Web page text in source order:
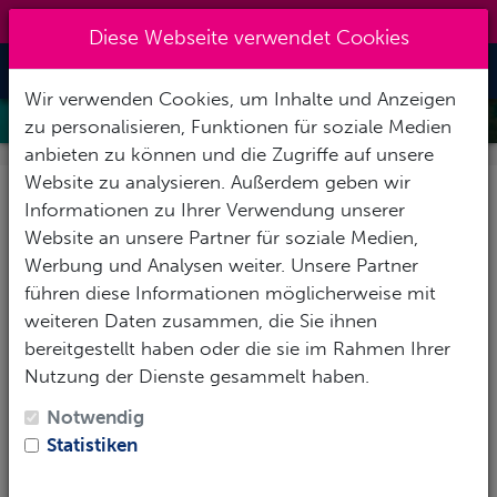
Toggle
ADVANCED OPEN WATER DIVER
Setze dein Abenteuer
fort!
Diese Webseite verwendet Cookies
Wir verwenden Cookies, um Inhalte und Anzeigen
zu personalisieren, Funktionen für soziale Medien
anbieten zu können und die Zugriffe auf unsere
Website zu analysieren. Außerdem geben wir
Informationen zu Ihrer Verwendung unserer
Website an unsere Partner für soziale Medien,
Werbung und Analysen weiter. Unsere Partner
führen diese Informationen möglicherweise mit
weiteren Daten zusammen, die Sie ihnen
bereitgestellt haben oder die sie im Rahmen Ihrer
Nutzung der Dienste gesammelt haben.
Notwendig
Statistiken